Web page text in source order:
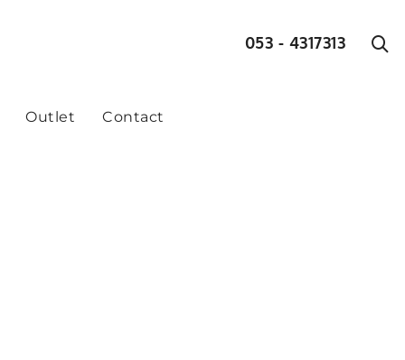
053 - 4317313
Outlet Contact